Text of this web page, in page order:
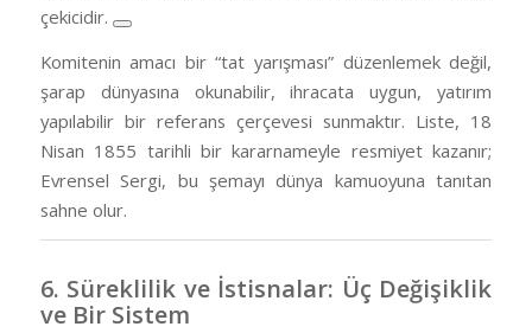
çekicidir.
Komitenin amacı bir “tat yarışması” düzenlemek değil,
şarap dünyasına okunabilir, ihracata uygun, yatırım
yapılabilir bir referans çerçevesi sunmaktır. Liste, 18
Nisan 1855 tarihli bir kararnameyle resmiyet kazanır;
Evrensel Sergi, bu şemayı dünya kamuoyuna tanıtan
sahne olur.
6. Süreklilik ve İstisnalar: Üç Değişiklik
ve Bir Sistem